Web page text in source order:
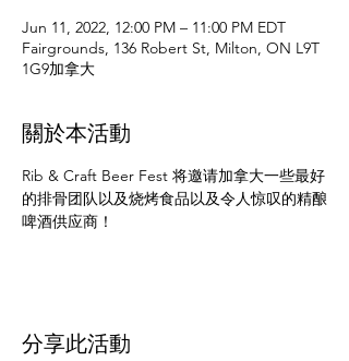
Jun 11, 2022, 12:00 PM – 11:00 PM EDT
Fairgrounds, 136 Robert St, Milton, ON L9T
1G9加拿大
關於本活動
Rib & Craft Beer Fest 将邀请加拿大一些最好
的排骨团队以及烧烤食品以及令人惊叹的精酿
啤酒供应商！
分享此活動